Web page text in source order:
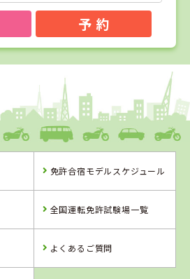
予 約
グスクール
予 約
詳 細
車学校
詳 細
免許合宿モデルスケジュール
全国運転免許試験場一覧
よくあるご質問